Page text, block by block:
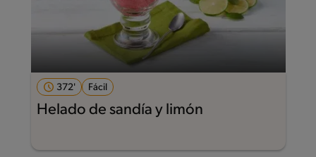
372' Fácil
Helado de sandía y limón